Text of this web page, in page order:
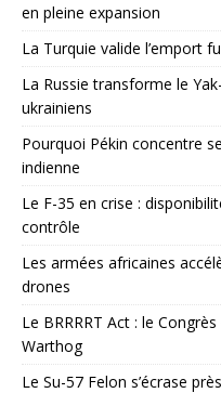
en pleine expansion
La Turquie valide l’emport
La Russie transforme le
ukrainiens
Pourquoi Pékin concentre
indienne
Le F-35 en crise :
contrôle
Les armées africaines
drones
Le BRRRRT Act : le
Warthog
Le Su-57 Felon s’écrase